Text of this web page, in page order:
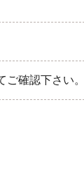
確認下さい。